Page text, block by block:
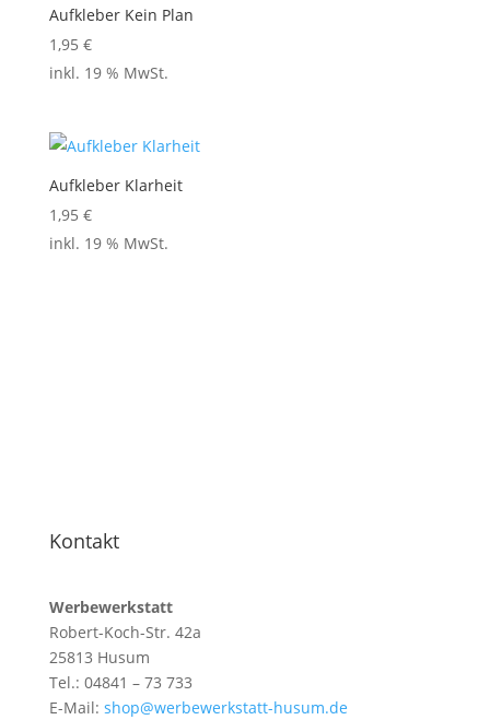
Aufkleber Kein Plan
1,95 €
inkl. 19 % MwSt.
Aufkleber Klarheit
1,95 €
inkl. 19 % MwSt.
Kontakt
Werbewerkstatt
Robert-Koch-Str. 42a
25813 Husum
Tel.: 04841 – 73 733
E-Mail: shop@werbewerkstatt-husum.de